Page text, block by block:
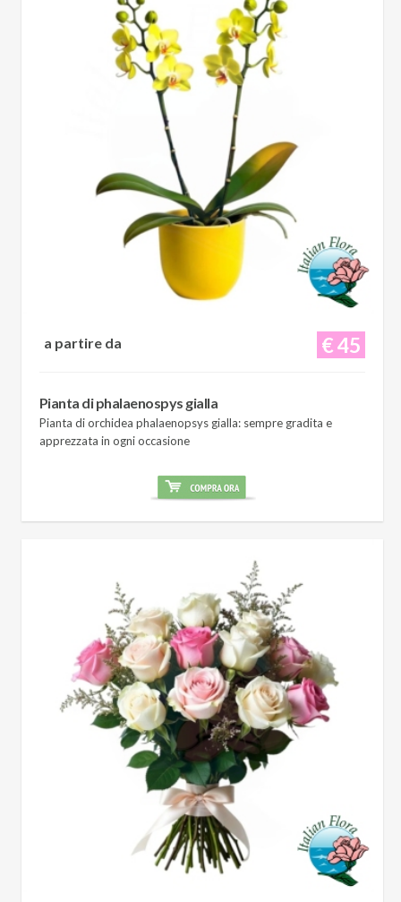
€ 45
a partire da
Pianta di phalaenospys gialla
Pianta di orchidea phalaenopsys gialla: sempre gradita e
apprezzata in ogni occasione